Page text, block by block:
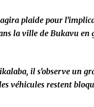
plaide pour
la ville de Bukavu en
il s’observe un
véhicules restent